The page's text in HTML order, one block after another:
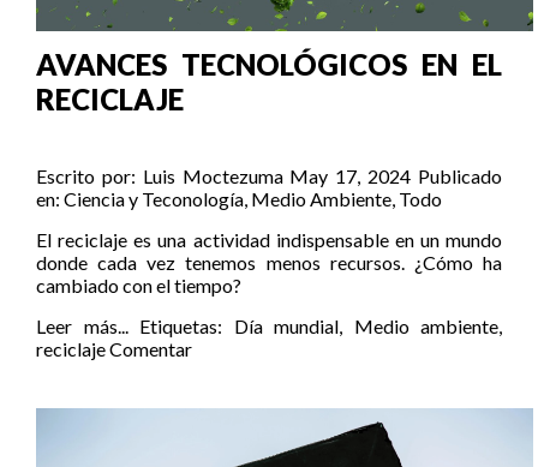
AVANCES TECNOLÓGICOS EN EL
RECICLAJE
Escrito por: Luis Moctezuma May 17, 2024 Publicado
en: Ciencia y Teconología, Medio Ambiente, Todo
El reciclaje es una actividad indispensable en un mundo
donde cada vez tenemos menos recursos. ¿Cómo ha
cambiado con el tiempo?
Leer más... Etiquetas: Día mundial, Medio ambiente,
reciclajeComentar